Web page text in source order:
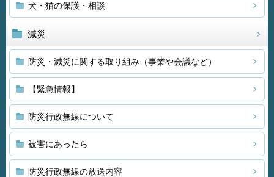
犬・猫の保護・相談
減災
防災・減災に関する取り組み（事業や会議など）
【緊急情報】
防災行政無線について
被害にあったら
防災行政無線の放送内容